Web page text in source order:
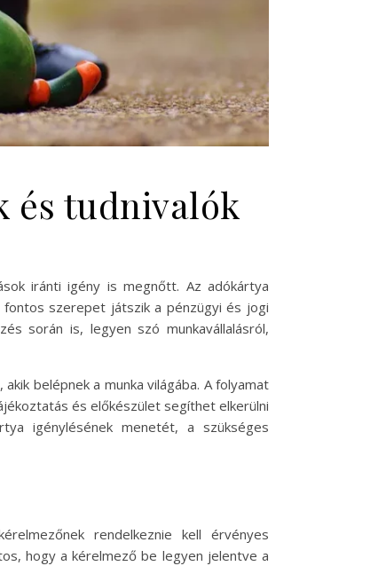
és tudnivalók
iránti igény is megnőtt. Az adókártya
fontos szerepet játszik a pénzügyi és jogi
során is, legyen szó munkavállalásról,
belépnek a munka világába. A folyamat
és előkészület segíthet elkerülni
igénylésének menetét, a szükséges
rendelkeznie kell érvényes
hogy a kérelmező be legyen jelentve a